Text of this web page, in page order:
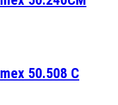
50.508 C